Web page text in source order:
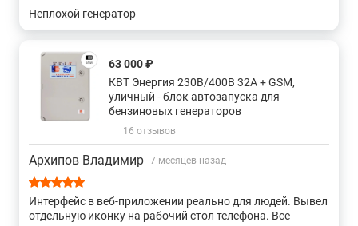
Неплохой генератор
63 000 ₽
КВТ Энергия 230В/400В 32А + GSM,
уличный - блок автозапуска для
бензиновых генераторов
16 отзывов
Архипов Владимир 7 месяцев назад
Интерфейс в веб-приложении реально для людей. Вывел
отдельную иконку на рабочий стол телефона. Все